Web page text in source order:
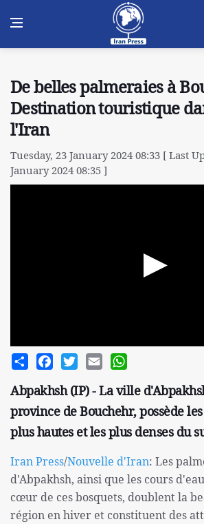
De belles palmeraies à
Destination touristique
l'Iran
Tuesday, 23 January 2024 08:33 [ Last
January 2024 08:35 ]
Share FacebookTwitterEmail
Abpakhsh (IP) - La ville
province de Bouchehr, possède
plus hautes et les plus denses du
Iran Press/Nouvelle d'Iran: Les
d'Abpakhsh, ainsi que les cours
cœur de ces bosquets, doublent la
région en hiver et constituent des